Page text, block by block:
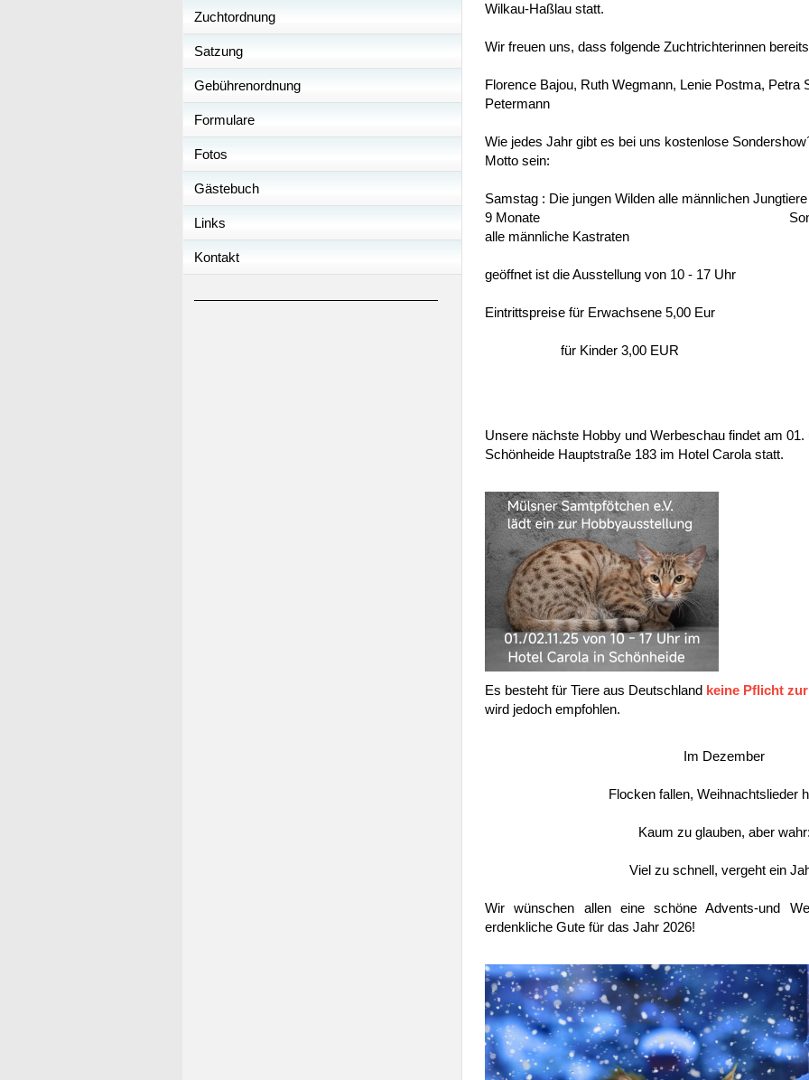
Zuchtordnung
Satzung
Gebührenordnung
Formulare
Fotos
Gästebuch
Links
Kontakt
Wilkau-Haßlau statt.
Wir freuen uns, dass folgende Zuchtrichterinnen
Florence Bajou, Ruth Wegmann, Lenie Postma, Petra
Petermann
Wie jedes Jahr gibt es bei uns kostenlose
Motto sein:
Samstag : Die jungen Wilden alle männlichen
9 Monate Sonntag: Es
alle männliche Kastraten
geöffnet ist die Ausstellung von 10 - 17 Uhr
Eintrittspreise für Erwachsene 5,00 Eur
für Kinder 3,00 EUR
Unsere nächste Hobby und Werbeschau findet am 01.
Schönheide Hauptstraße 183 im Hotel Carola statt.
Es besteht für Tiere aus Deutschland keine Pflicht
wird jedoch empfohlen.
Im Dezember
Flocken fallen, Weihnachtslieder
Kaum zu glauben, aber
Viel zu schnell, vergeht ein
Wir wünschen allen eine schöne Advents-und
erdenkliche Gute für das Jahr 2026!